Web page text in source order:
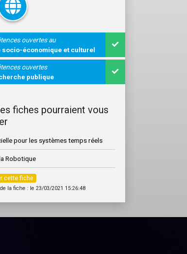
ouvertes au
socio-économique et culturel
ouvertes
publique
fiches pourraient vous
pour les systèmes temps réels
Robotique
cette fiche
la fiche : le 23/03/2021 15:26:48